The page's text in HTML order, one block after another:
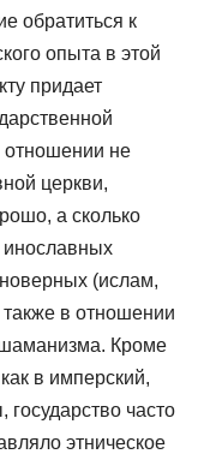
обратиться к
опыта в этой
придает
отношении не
церкви,
а сколько
инославных
(ислам,
в отношении
шаманизма. Кроме
в имперский,
государство часто
этническое